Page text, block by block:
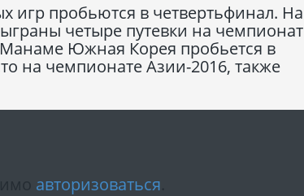
игр пробьются в четвертьфинал. На
четыре путевки на чемпионат
Южная Корея пробьется в
на чемпионате Азии-2016, также
авторизоваться